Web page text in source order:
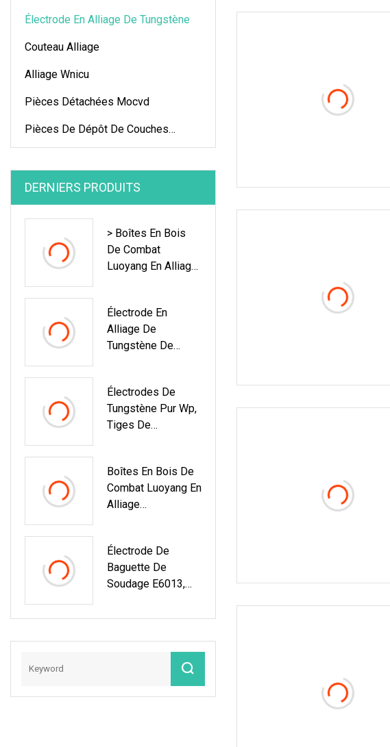
Électrode En Alliage De Tungstène
Couteau Alliage
Alliage Wnicu
Pièces Détachées Mocvd
Pièces De Dépôt De Couches
Minces
DERNIERS PRODUITS
> Boîtes En Bois
De Combat
Luoyang En Alliage
Individuellement À
L'intérieur,
Électrode En
Électrode En
Alliage De
Tungstène De
Électrodes De
Tungstène Pur Wp,
Tiges De
L'aluminium Et De
L'alliage
D'aluminium
Boîtes En Bois De
Combat Luoyang En
Alliage
Individuellement À
L'intérieur De
Perles En Gros,
Tungstène Thorié
Électrode De
Baguette De
Soudage E6013,
D'aluminium, Fonte
Métalliques 6016,